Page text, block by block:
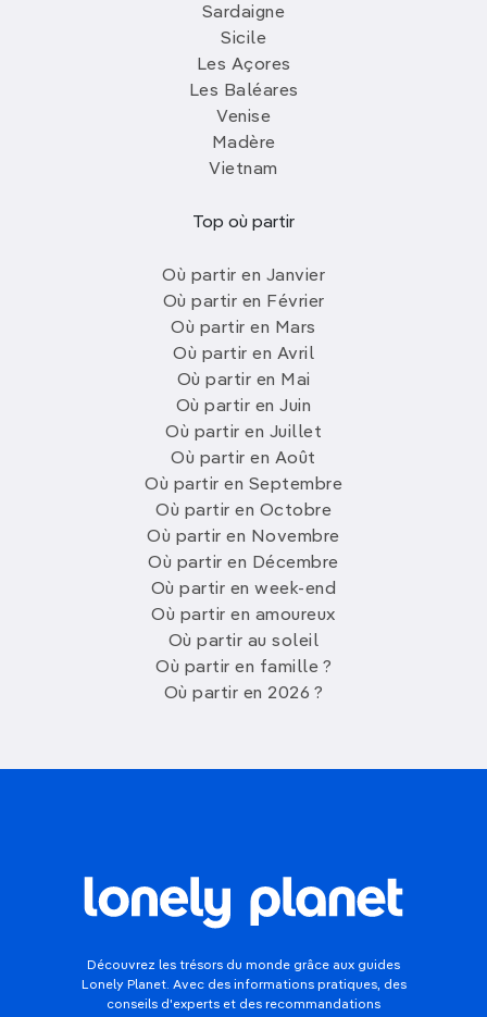
Sardaigne
Sicile
Les Açores
Les Baléares
Venise
Madère
Vietnam
Top où partir
Où partir en Janvier
Où partir en Février
Où partir en Mars
Où partir en Avril
Où partir en Mai
Où partir en Juin
Où partir en Juillet
Où partir en Août
Où partir en Septembre
Où partir en Octobre
Où partir en Novembre
Où partir en Décembre
Où partir en week-end
Où partir en amoureux
Où partir au soleil
Où partir en famille ?
Où partir en 2026 ?
Découvrez les trésors du monde grâce aux guides
Lonely Planet. Avec des informations pratiques, des
conseils d'experts et des recommandations